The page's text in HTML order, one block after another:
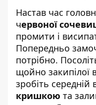
Настав час
червоної
промити і
Попередньо
потрібно.
щойно закипілої
зробіть середній
кришкою та